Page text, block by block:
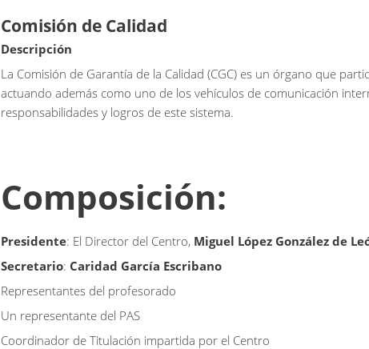
Comisión de Calidad
Descripción
La Comisión de Garantía de la Calidad (CGC) es un órgano que
actuando además como uno de los vehículos de comunicación
responsabilidades y logros de este sistema.
Composición:
Presidente: El Director del Centro, Miguel López González de
Secretario: Caridad García Escribano
Representantes del profesorado
Un representante del PAS
Coordinador de Titulación impartida por el Centro